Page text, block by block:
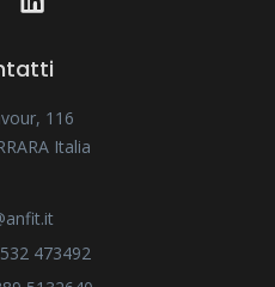
116
Italia
473492